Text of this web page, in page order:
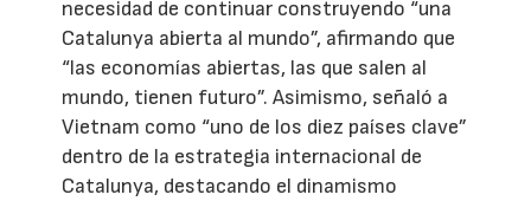
necesidad de continuar construyendo “una
Catalunya abierta al mundo”, afirmando que
“las economías abiertas, las que salen al
mundo, tienen futuro”. Asimismo, señaló a
Vietnam como “uno de los diez países clave”
dentro de la estrategia internacional de
Catalunya, destacando el dinamismo